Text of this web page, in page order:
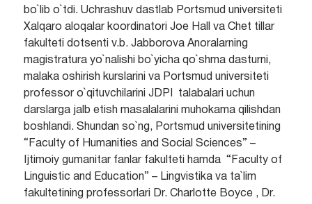
bo`lib o`tdi. Uchrashuv dastlab Portsmud universiteti
Xalqaro aloqalar koordinatori Joe Hall va Chet tillar
fakulteti dotsenti v.b. Jabborova Anoralarning
magistratura yo`nalishi bo`yicha qo`shma dasturni,
malaka oshirish kurslarini va Portsmud universiteti
professor o`qituvchilarini JDPI talabalari uchun
darslarga jalb etish masalalarini muhokama qilishdan
boshlandi. Shundan so`ng, Portsmud universitetining
“Faculty of Humanities and Social Sciences” –
Ijtimoiy gumanitar fanlar fakulteti hamda “Faculty of
Linguistic and Education” – Lingvistika va ta`lim
fakultetining professorlari Dr. Charlotte Boyce , Dr.